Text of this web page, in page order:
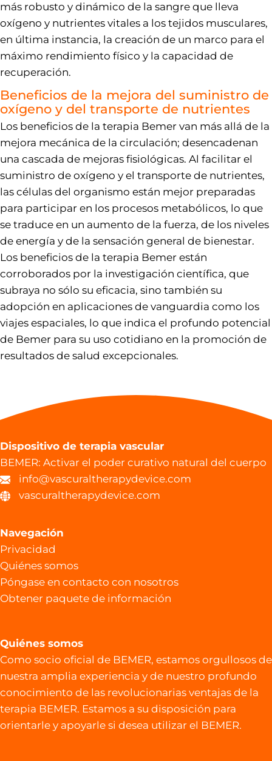
más robusto y dinámico de la sangre que lleva
oxígeno y nutrientes vitales a los tejidos musculares,
en última instancia, la creación de un marco para el
máximo rendimiento físico y la capacidad de
recuperación.
Beneficios de la mejora del suministro de
oxígeno y del transporte de nutrientes
Los beneficios de la terapia Bemer van más allá de la
mejora mecánica de la circulación; desencadenan
una cascada de mejoras fisiológicas. Al facilitar el
suministro de oxígeno y el transporte de nutrientes,
las células del organismo están mejor preparadas
para participar en los procesos metabólicos, lo que
se traduce en un aumento de la fuerza, de los niveles
de energía y de la sensación general de bienestar.
Los beneficios de la terapia Bemer están
corroborados por la investigación científica, que
subraya no sólo su eficacia, sino también su
adopción en aplicaciones de vanguardia como los
viajes espaciales, lo que indica el profundo potencial
de Bemer para su uso cotidiano en la promoción de
resultados de salud excepcionales.
Dispositivo de terapia vascular
BEMER: Activar el poder curativo natural del cuerpo
info@vascuraltherapydevice.com
vascuraltherapydevice.com
Navegación
Privacidad
Quiénes somos
Póngase en contacto con nosotros
Obtener paquete de información
Quiénes somos
Como socio oficial de BEMER, estamos orgullosos de
nuestra amplia experiencia y de nuestro profundo
conocimiento de las revolucionarias ventajas de la
terapia BEMER. Estamos a su disposición para
orientarle y apoyarle si desea utilizar el BEMER.